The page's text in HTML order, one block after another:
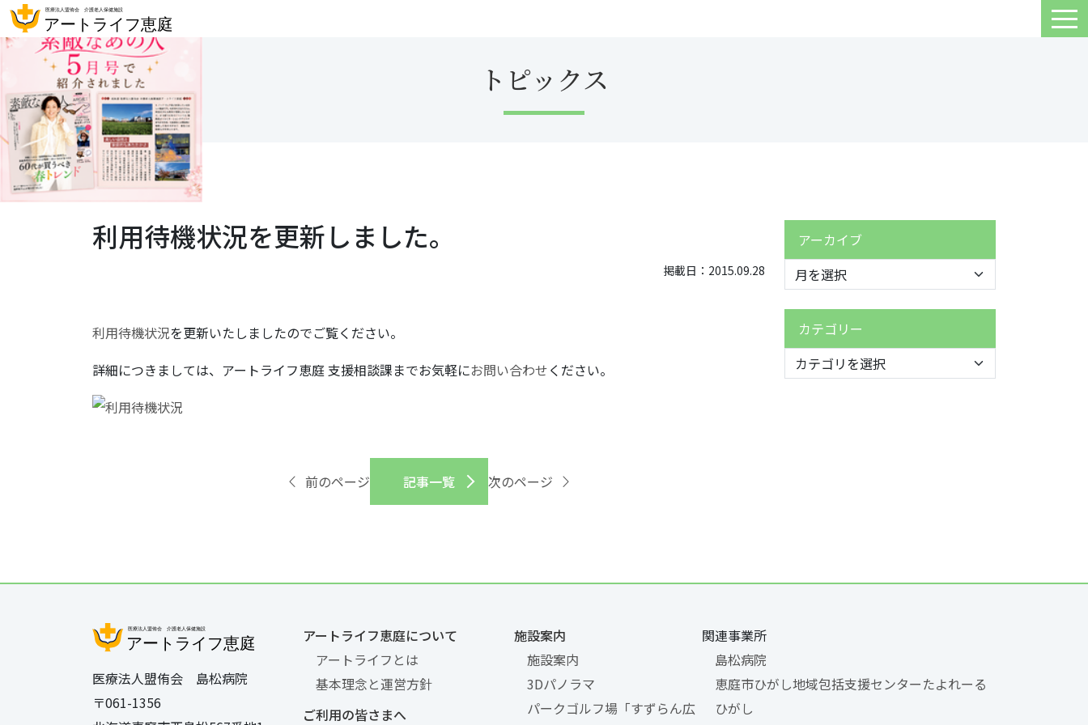
トピックス
利用待機状況を更新しました。
掲載日：2015.09.28
利用待機状況を更新いたしましたのでご覧ください。
詳細につきましては、アートライフ恵庭 支援相談課までお気軽にお問い合わせください。
前のページ 記事一覧 次のページ
アーカイブ
カテゴリー
医療法人盟侑会 島松病院
〒061-1356
アートライフ恵庭について
アートライフとは
基本理念と運営方針
ご利用の皆さまへ
施設案内
施設案内
3Dパノラマ
パークゴルフ場「すずらん広
関連事業所
島松病院
恵庭市ひがし地域包括支援センターたよれーる
ひがし